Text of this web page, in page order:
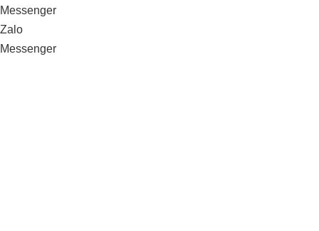
Messenger
Zalo
Messenger